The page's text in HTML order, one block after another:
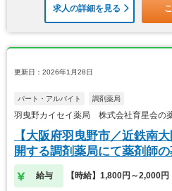
求人の詳細を見る
更新日：2026年1月28日
パート・アルバイト 調剤薬局
羽曳野カイセイ薬局 株式会社育星会の
【大阪府羽曳野市／近鉄南
開する調剤薬局にて薬剤師
給与 【時給】1,800円～2,000円